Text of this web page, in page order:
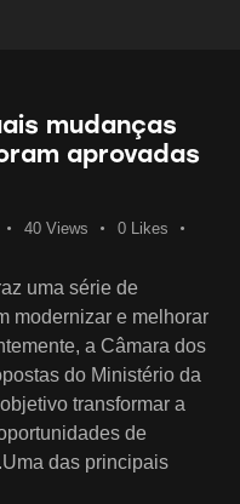
mudanças
aprovadas
40 Views 0
Likes
uma série de
modernizar e melhorar
a Câmara dos
do Ministério da
transformar a
de
das principais